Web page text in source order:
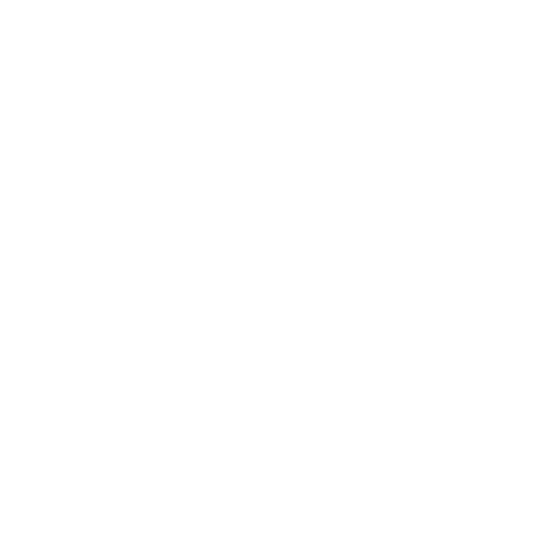
stedene
etter
blant fire
1–4.
i
blir